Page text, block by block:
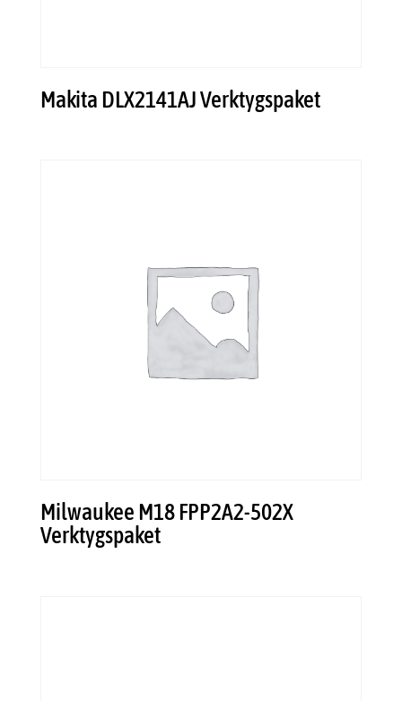
Makita DLX2141AJ Verktygspaket
Milwaukee M18 FPP2A2-502X
Verktygspaket